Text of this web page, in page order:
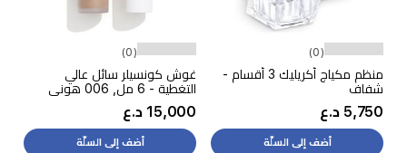
(0)
منظم مكياج أكريليك 3 أقسام -
شفاف
5,750 د.ع
أضف إلى السلّة
(0)
غوش كونسيلر سائل عالي
التغطية - 6 مل, 006 هوني
15,000 د.ع
أضف إلى السلّة